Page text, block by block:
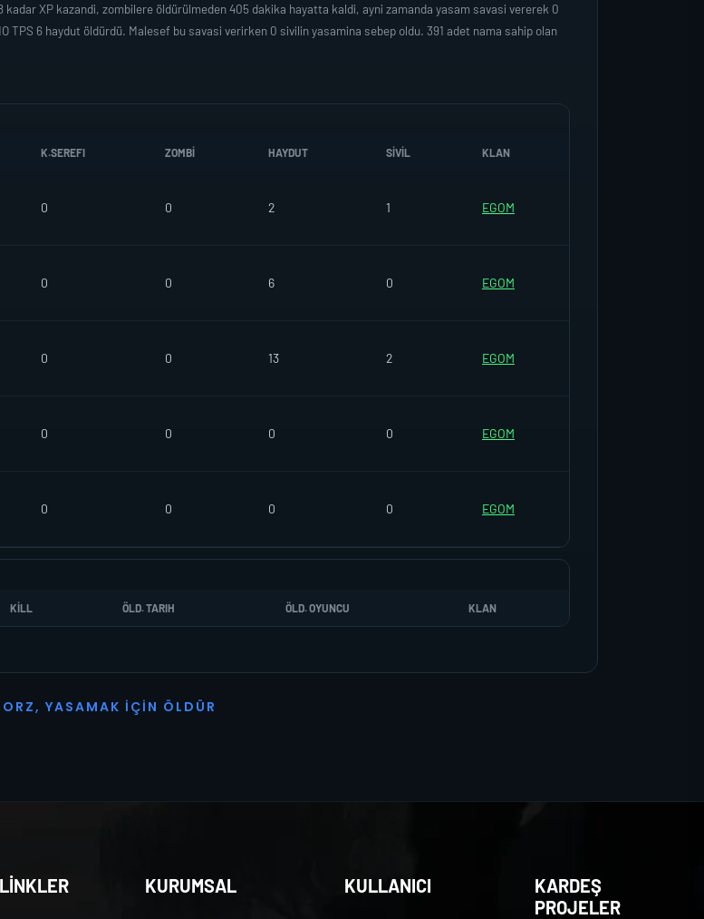
kadar XP kazandi, zombilere öldürülmeden 405 dakika hayatta kaldi, ayni zamanda yasam savasi vererek 0
TPS 6 haydut öldürdü. Malesef bu savasi verirken 0 sivilin yasamina sebep oldu. 391 adet nama sahip olan
K.SEREFI ZOMBI HAYDUT SIVIL KLAN
0 0 2 1 EGOM
0 0 6 0 EGOM
0 0 13 2 EGOM
0 0 0 0 EGOM
0 0 0 0 EGOM
KILL ÖLD. TARIH ÖLD. OYUNCU KLAN
O R Z, YASAMAK İ ÇI N Ö L D Ü R
KURUMSAL KULLANICI
KARDEŞ
PROJELER